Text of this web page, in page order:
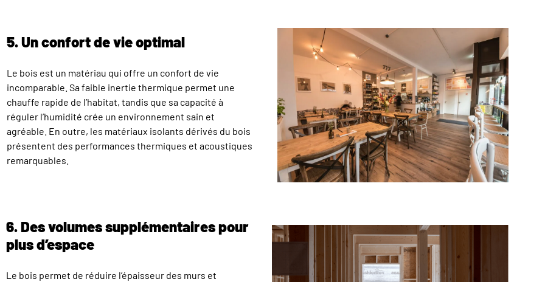
5. Un confort de vie optimal
Le bois est un matériau qui offre un confort de vie
incomparable. Sa faible inertie thermique permet une
chauffe rapide de l’habitat, tandis que sa capacité à
réguler l’humidité crée un environnement sain et
agréable. En outre, les matériaux isolants dérivés du bois
présentent des performances thermiques et acoustiques
remarquables.
6. Des volumes supplémentaires pour
plus d’espace
Le bois permet de réduire l’épaisseur des murs et